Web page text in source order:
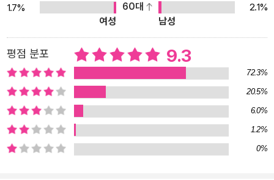
할머니 품에서 자랐다. 인수네 할머니는 작년에 돌아가셨다. 인수는
많이 울었다. ‘우리 할머니가 돌아가셨다. 내 마음은 슬프다. 나는 정
말로 슬프다’라고 인수는 그날 일기에 썼다. 인수는 할머니가 돌아가
신 뒤 좀 시무룩한 아이가 되었다. 점심시간에도 혼자서 밥을 먹는다.
(…) 은미네 할머니 무덤은 학교 가는 길 산비탈에 있다. 학교에서 짓
궂은 남자아이들이 은미를 지분거리고 귀찮게 굴면, 은미는 집으로
돌아가는 길에 할머니 무덤에 들러서 그 못된 녀석들의 소행을 다 할
머니한테 일러바치고 막 운다. 요즘엔 은미의 마음이 좀 열렸다. 슬픔
이 다소 누그러졌는지 친구들하고 잘 놀고 아이들도 이제는 은미를
1.7%
60대
2.1%
여성
남성
평점 분포 9.3
72.3%
20.5%
6.0%
1.2%
0%